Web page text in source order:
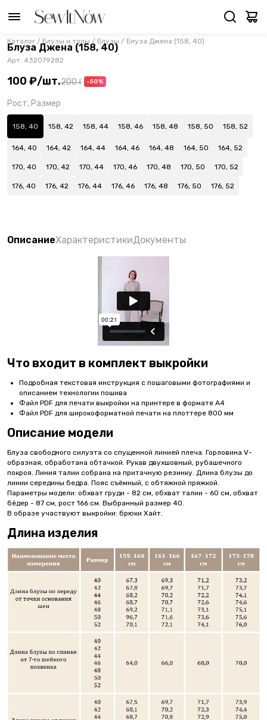
Каталог / Блузы и топы / Блузы / Блуза Джена (158, 40)
Блуза Джена (158, 40)
Арт. 432079282
100 ₽/шт.200 ₽ -50%
Рост, Размер
158, 40 158, 42 158, 44 158, 46 158, 48 158, 50 158, 52
164, 40 164, 42 164, 44 164, 46 164, 48 164, 50 164, 52
170, 40 170, 42 170, 44 170, 46 170, 48 170, 50 170, 52
176, 40 176, 42 176, 44 176, 46 176, 48 176, 50 176, 52
ОписаниеХарактеристикиДокументы
Что входит в комплект выкройки
Подробная текстовая инструкция с пошаговыми фотографиями и
описанием технологии пошива
Файл PDF для печати выкройки на принтере в формате А4
Файл PDF для широкоформатной печати на плоттере 800 мм
Описание модели
Блуза свободного силуэта со спущенной линией плеча. Горловина V-
образная, обработана обтачкой. Рукав двухшовный, рубашечного
покроя. Линия талии собрана на притачную резинку. Длина блузы до
линии середины бедра. Пояс съёмный, с обтяжной пряжкой.
Параметры модели: обхват груди - 82 см, обхват талии - 60 см, обхват
бёдер - 87 см, рост 166 см. Выбранный размер 40.
В образе участвуют выкройки: брюки Хайт.
Длина изделия